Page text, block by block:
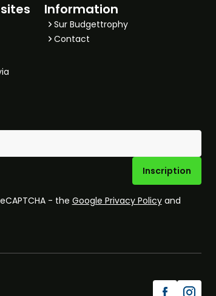
Information
Sur Budgettrophy
Contact
Inscription
- the Google Privacy Policyand